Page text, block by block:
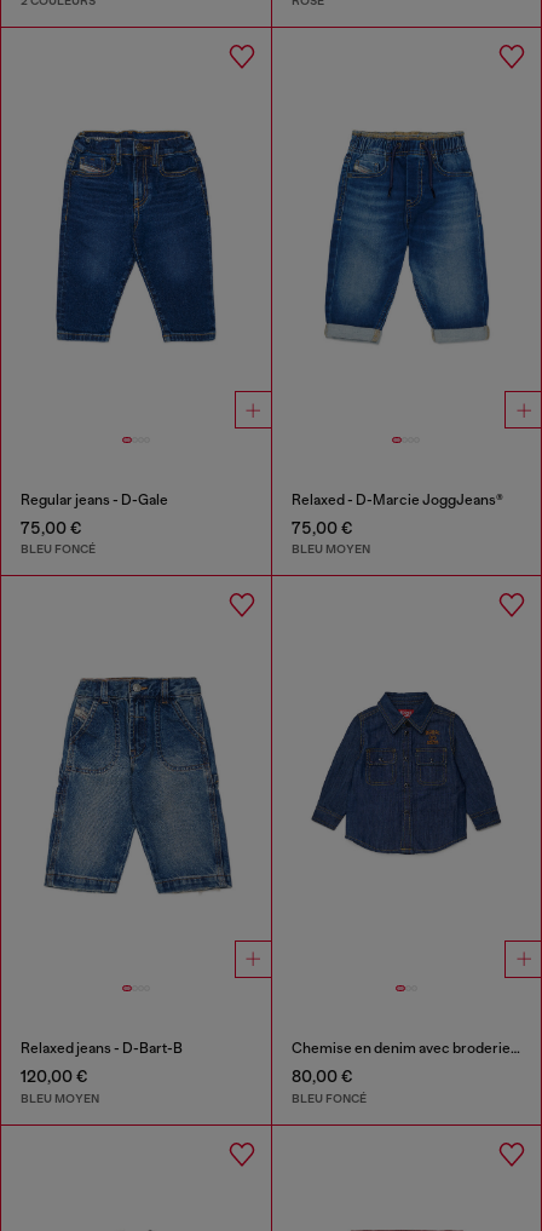
Regular jeans - D-Gale
75,00 €
BLEU FONCÉ
Relaxed - D-Marcie JoggJeans®
75,00 €
BLEU MOYEN
Relaxed jeans - D-Bart-B
120,00 €
BLEU MOYEN
Chemise en denim avec broderie logo
80,00 €
BLEU FONCÉ